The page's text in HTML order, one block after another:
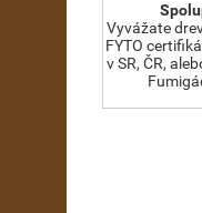
Vyvážate
FYTO
v SR, ČR,